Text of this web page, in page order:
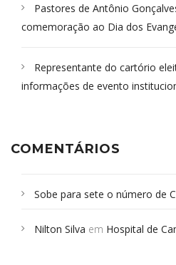
Pastores de Antônio
comemoração ao Dia dos
Representante do cartório
informações de evento
COMENTÁRIOS
Sobe para sete o número de
Campoformosenses que
Nilton Silva em Hospital de